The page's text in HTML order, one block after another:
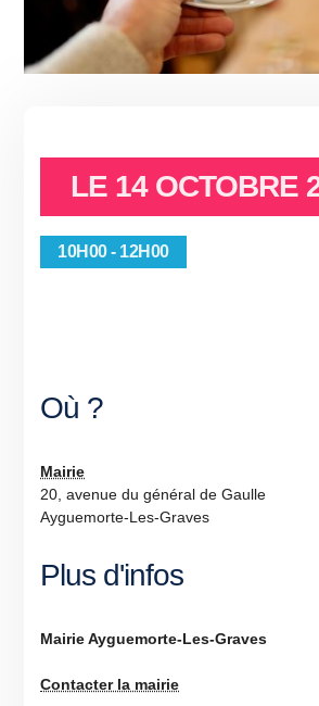
LE 14 OCTOBRE
10H00 - 12H00
Où ?
Mairie
20, avenue du général de Gaulle
Ayguemorte-Les-Graves
Plus d'infos
Mairie Ayguemorte-Les-Graves
Contacter la mairie